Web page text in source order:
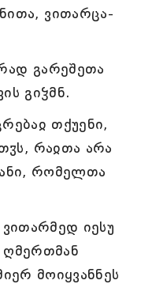
ვითარცა-
გარეშეთა
გიჴმნ.
თქუენი,
რაჲთა არა
რომელთა
იესუ
ღმერთმან
მოიყვანნეს